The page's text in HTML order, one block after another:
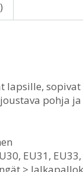
lapsille,
joustava pohja
EU31,